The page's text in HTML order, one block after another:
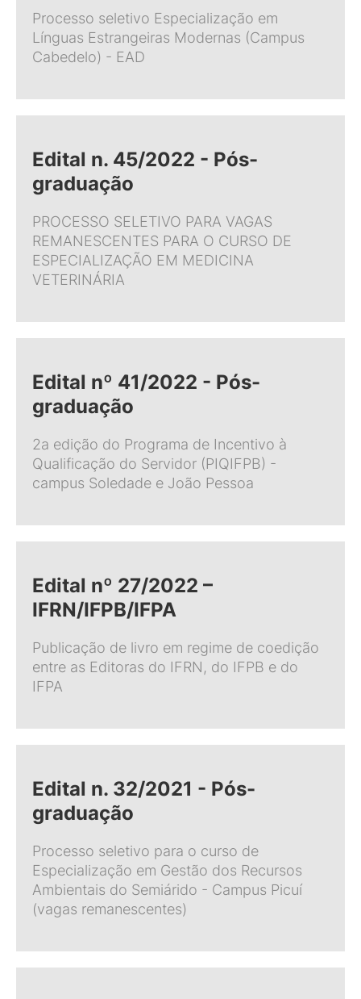
Processo seletivo Especialização em
Línguas Estrangeiras Modernas (Campus
Cabedelo) - EAD
Edital n. 45/2022 - Pós-
graduação
PROCESSO SELETIVO PARA VAGAS
REMANESCENTES PARA O CURSO DE
ESPECIALIZAÇÃO EM MEDICINA
VETERINÁRIA
Edital nº 41/2022 - Pós-
graduação
2a edição do Programa de Incentivo à
Qualificação do Servidor (PIQIFPB) -
campus Soledade e João Pessoa
Edital nº 27/2022 –
IFRN/IFPB/IFPA
Publicação de livro em regime de coedição
entre as Editoras do IFRN, do IFPB e do
IFPA
Edital n. 32/2021 - Pós-
graduação
Processo seletivo para o curso de
Especialização em Gestão dos Recursos
Ambientais do Semiárido - Campus Picuí
(vagas remanescentes)